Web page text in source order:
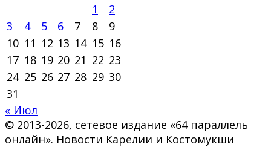
1
2
3
4 5 6 7 8
9
10 11 12 13 14 15 16
17 18 19 20 21 22 23
24 25 26 27 28 29 30
31
« Июл
© 2013-2026, сетевое издание «64 параллель
онлайн». Новости Карелии и Костомукши